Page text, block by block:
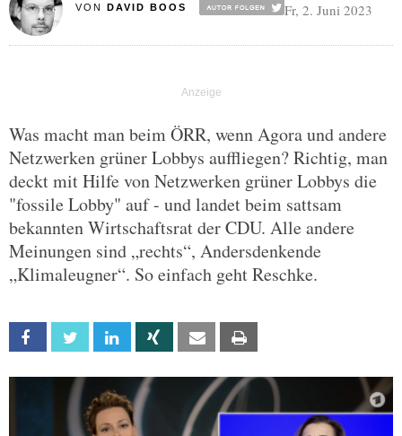
VON DAVID BOOS Fr, 2. Juni 2023
Was macht man beim ÖRR, wenn Agora und andere
Netzwerken grüner Lobbys auffliegen? Richtig, man
deckt mit Hilfe von Netzwerken grüner Lobbys die
"fossile Lobby" auf - und landet beim sattsam
bekannten Wirtschaftsrat der CDU. Alle andere
Meinungen sind „rechts“, Andersdenkende
„Klimaleugner“. So einfach geht Reschke.
Facebook Twitter Linkedin Xing Email